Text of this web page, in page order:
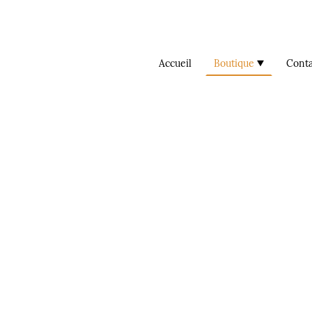
Accueil Boutique